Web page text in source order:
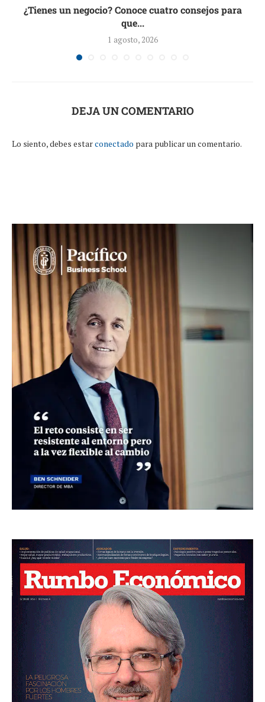
¿Tienes un negocio? Conoce cuatro consejos para
que...
1 agosto, 2026
DEJA UN COMENTARIO
Lo siento, debes estarconectado para publicar un comentario.